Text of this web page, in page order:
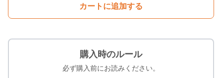
カートに追加する
購入時のルール
必ず購入前にお読みください。